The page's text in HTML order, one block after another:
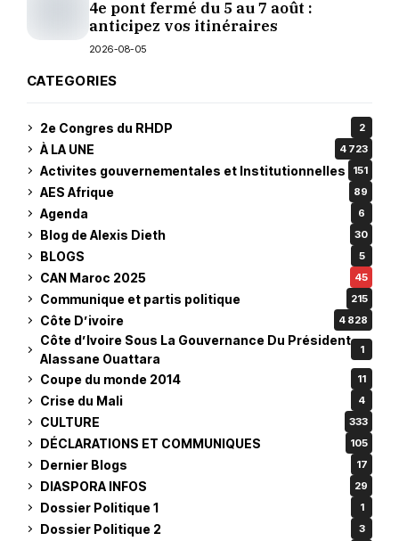
4e pont fermé du 5 au 7 août :
anticipez vos itinéraires
2026-08-05
CATEGORIES
2e Congres du RHDP 2
À LA UNE 4 723
Activites gouvernementales et Institutionnelles 151
AES Afrique 89
Agenda 6
Blog de Alexis Dieth 30
BLOGS 5
CAN Maroc 2025 45
Communique et partis politique 215
Côte D’ivoire 4 828
Côte d’Ivoire Sous La Gouvernance Du Président
Alassane Ouattara
1
Coupe du monde 2014 11
Crise du Mali 4
CULTURE 333
DÉCLARATIONS ET COMMUNIQUES 105
Dernier Blogs 17
DIASPORA INFOS 29
Dossier Politique 1 1
Dossier Politique 2 3